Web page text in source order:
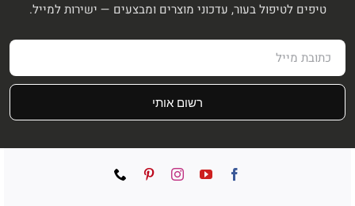
טיפים לטיפול בעור, עדכוני מוצרים ומבצעים — ישירות למייל.
רשום אותי